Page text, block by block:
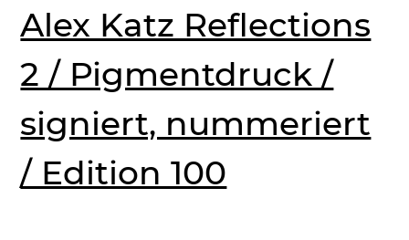
Alex Katz Reflections
2 / Pigmentdruck /
signiert, nummeriert
/ Edition 100